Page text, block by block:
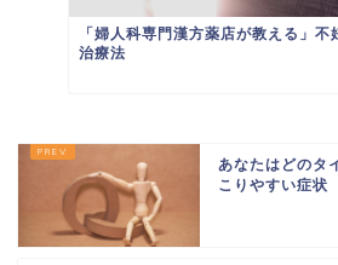
「婦人科専門漢方薬店が教える」不
治療法
あなたはどの
こりやすい症状